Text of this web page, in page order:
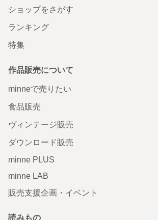
ショップをさがす
ランキング
特集
作品販売について
minneで売りたい
食品販売
ヴィンテージ販売
ダウンロード販売
minne PLUS
minne LAB
販売支援企画・イベント
読みもの